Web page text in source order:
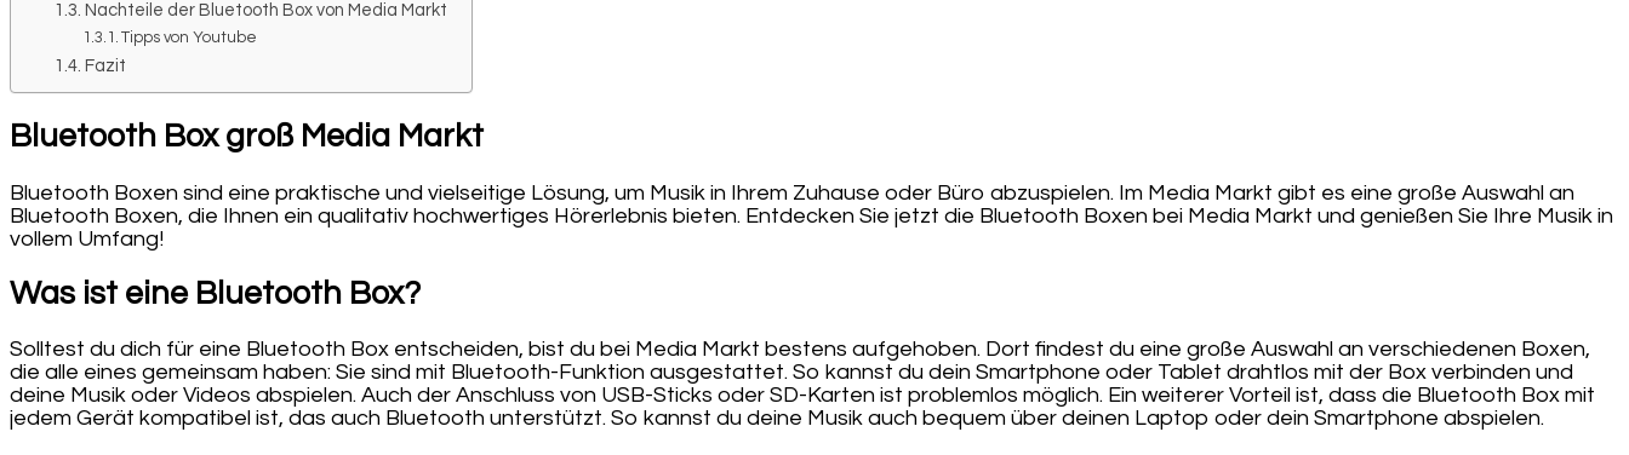
Nachteile der Bluetooth Box von Media Markt
Tipps von Youtube
Fazit
Bluetooth Box groß Media Markt
Bluetooth Boxen sind eine praktische und vielseitige Lösung, um Musik in Ihrem Zuhause oder Büro abzuspielen. Im Media Markt gibt es eine große Auswahl an
Bluetooth Boxen, die Ihnen ein qualitativ hochwertiges Hörerlebnis bieten. Entdecken Sie jetzt die Bluetooth Boxen bei Media Markt und genießen Sie Ihre Musik in
vollem Umfang!
Was ist eine Bluetooth Box?
Solltest du dich für eine Bluetooth Box entscheiden, bist du bei Media Markt bestens aufgehoben. Dort findest du eine große Auswahl an verschiedenen Boxen,
die alle eines gemeinsam haben: Sie sind mit Bluetooth-Funktion ausgestattet. So kannst du dein Smartphone oder Tablet drahtlos mit der Box verbinden und
deine Musik oder Videos abspielen. Auch der Anschluss von USB-Sticks oder SD-Karten ist problemlos möglich. Ein weiterer Vorteil ist, dass die Bluetooth Box mit
jedem Gerät kompatibel ist, das auch Bluetooth unterstützt. So kannst du deine Musik auch bequem über deinen Laptop oder dein Smartphone abspielen.